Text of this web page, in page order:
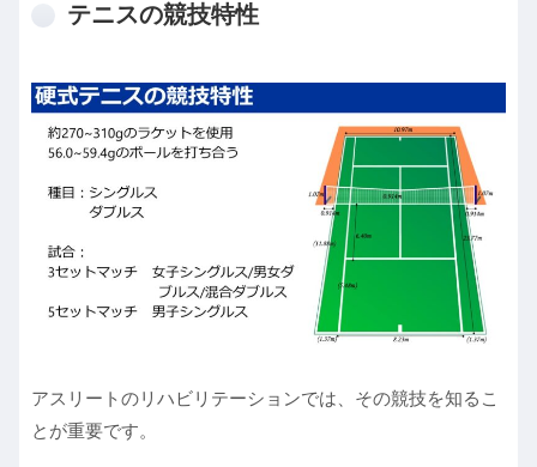
テニスの競技特性
アスリートのリハビリテーションでは、その競技を知るこ
とが重要です。